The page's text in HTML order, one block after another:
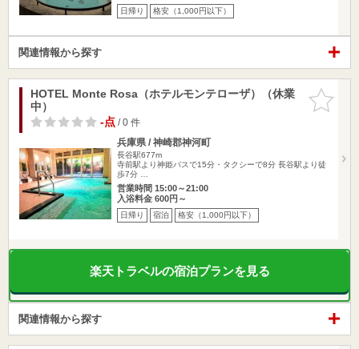
日帰り 格安（1,000円以下）
関連情報から探す
お気に入
りに追加
HOTEL Monte Rosa（ホテルモンテローザ）（休業
中）
-点/ 0 件
兵庫県 / 神崎郡神河町
長谷駅677m
寺前駅より神姫バスで15分・タクシーで8分 長谷駅より徒
歩7分 …
営業時間 15:00～21:00
入浴料金 600円～
日帰り 宿泊 格安（1,000円以下）
楽天トラベルの宿泊プランを見る
関連情報から探す